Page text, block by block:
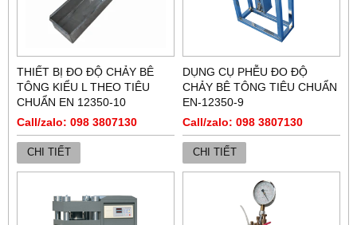
THIẾT BỊ ĐO ĐỘ CHẢY BÊ
TÔNG KIỂU L THEO TIÊU
CHUẨN EN 12350-10
Call/zalo: 098 3807130
CHI TIẾT
DỤNG CỤ PHỄU ĐO ĐỘ
CHẢY BÊ TÔNG TIÊU CHUẨN
EN-12350-9
Call/zalo: 098 3807130
CHI TIẾT